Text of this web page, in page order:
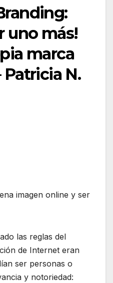
uno más!
marca
Patricia N.
imagen online y ser
las reglas del
de Internet eran
ser personas o
y notoriedad: